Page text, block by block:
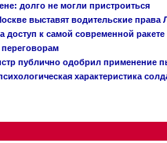
долго не могли пристроиться
выставят водительские
доступ к самой современной
переговорам
публично одобрил применение
характеристика